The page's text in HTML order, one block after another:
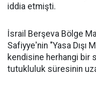
iddia etmişti.
İsrail Berşeva Bölge
Safiyye'nin "Yasa Dışı
kendisine herhangi bir
tutukluluk süresinin